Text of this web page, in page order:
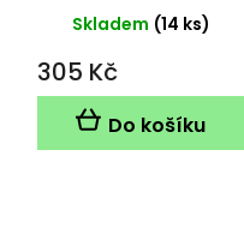
Skladem (14 ks)
305 Kč
Do košíku